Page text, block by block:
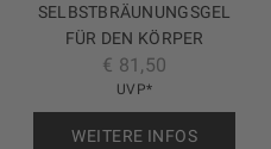
SELBSTBRÄUNUNGSGEL
FÜR DEN KÖRPER
SELBSTBRÄUNER FÜR DEN
KÖRPER – AUFBAUBARE
INTENSITÄT
UVP*
€ 81,50
WEITERE INFOS